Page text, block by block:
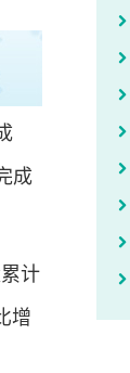
成
计
增